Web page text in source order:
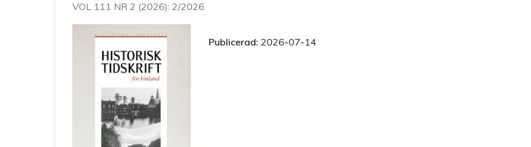
VOL 111 NR 2 (2026): 2/2026
Publicerad: 2026-07-14